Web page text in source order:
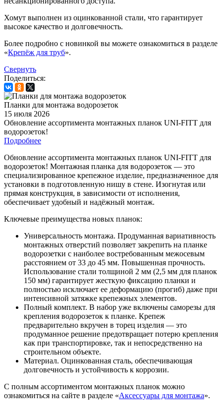
Хомут выполнен из оцинкованной стали, что гарантирует
высокое качество и долговечность.
Более подробно с новинкой вы можете ознакомиться в разделе
«Крепёж для труб».
Свернуть
Поделиться:
Планки для монтажа водорозеток
15 июля 2026
Обновление ассортимента монтажных планок UNI-FITT для
водорозеток!
Подробнее
Обновление ассортимента монтажных планок UNI-FITT для
водорозеток! Монтажная планка для водорозеток — это
специализированное крепежное изделие, предназначенное для
установки в подготовленную нишу в стене. Изогнутая или
прямая конструкция, в зависимости от исполнения,
обеспечивает удобный и надёжный монтаж.
Ключевые преимущества новых планок:
Универсальность монтажа. Продуманная вариативность
монтажных отверстий позволяет закрепить на планке
водорозетки с наиболее востребованным межосевым
расстоянием от 33 до 45 мм. Повышенная прочность.
Использование стали толщиной 2 мм (2,5 мм для планок
150 мм) гарантирует жесткую фиксацию планки и
полностью исключает ее деформацию (прогиб) даже при
интенсивной затяжке крепежных элементов.
Полный комплект. В набор уже включены саморезы для
крепления водорозеток к планке. Крепеж
предварительно вкручен в торец изделия — это
продуманное решение предотвращает потерю крепления
как при транспортировке, так и непосредственно на
строительном объекте.
Материал. Оцинкованная сталь, обеспечивающая
долговечность и устойчивость к коррозии.
С полным ассортиментом монтажных планок можно
ознакомиться на сайте в разделе «Аксессуары для монтажа».